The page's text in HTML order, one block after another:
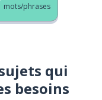
mots/phrases
qui
besoins